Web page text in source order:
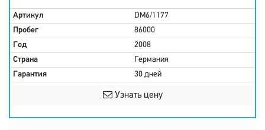
Артикул
DM6/1177
Пробег
86000
Год
2008
Страна
Германия
Гарантия
30 дней
Узнать цену